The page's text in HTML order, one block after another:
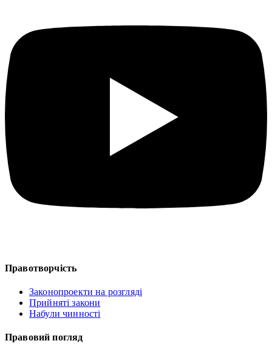
Правотворчість
Законопроекти на розгляді
Прийняті закони
Набули чинності
Правовий погляд